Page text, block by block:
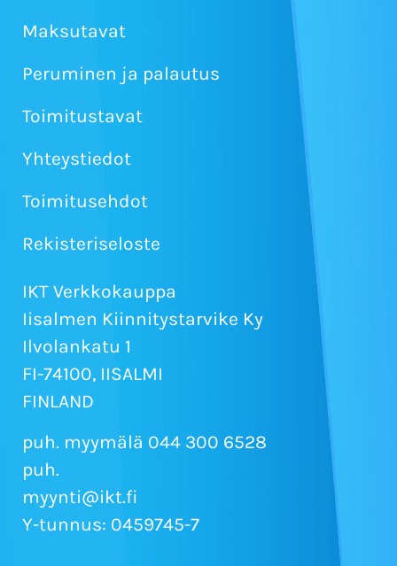
Maksutavat
Peruminen ja palautus
Toimitustavat
Yhteystiedot
Toimitusehdot
Rekisteriseloste
IKT Verkkokauppa
Iisalmen Kiinnitystarvike Ky
Ilvolankatu 1
FI-74100, IISALMI
FINLAND
puh. myymälä 044 300 6528
puh.
myynti@ikt.fi
Y-tunnus: 0459745-7